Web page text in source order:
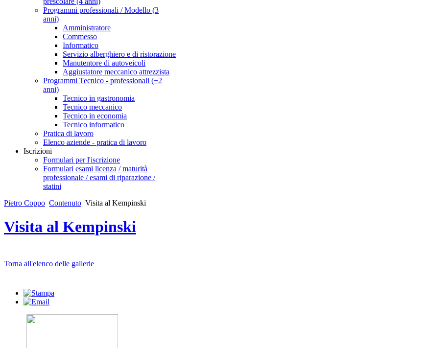
Programmi professionali / Modello (3
anni)
Amministratore
Commesso
Informatico
Servizio alberghiero e di ristorazione
Manutentore di autoveicoli
Aggiustatore meccanico attrezzista
Programmi Tecnico - professionali (+2
anni)
Tecnico in gastronomia
Tecnico meccanico
Tecnico in economia
Tecnico informatico
Pratica di lavoro
Elenco aziende - pratica di lavoro
Iscrizioni
Formulari per l'iscrizione
Formulari esami licenza / maturità
professionale / esami di riparazione /
statini
Pietro Coppo Contenuto Visita al Kempinski
Visita al Kempinski
Torna all'elenco delle gallerie